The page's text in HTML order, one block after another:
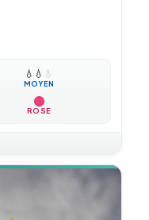
💧 💧 💧
MOYEN
ROSE